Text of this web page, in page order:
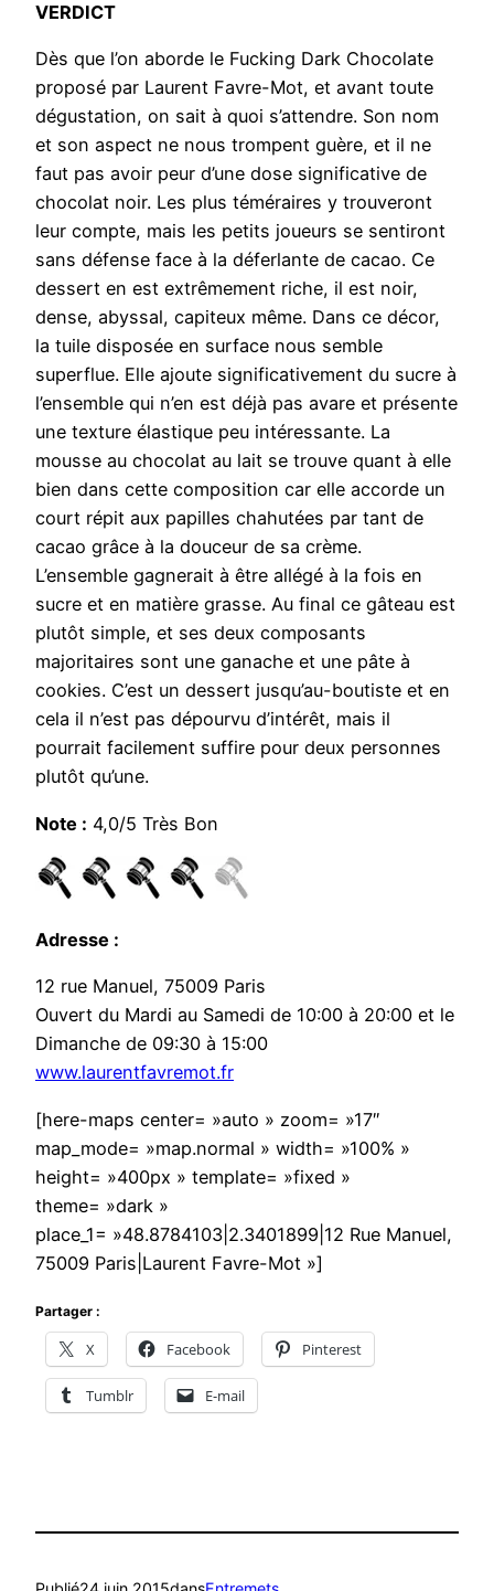
VERDICT
Dès que l’on aborde le Fucking Dark Chocolate
proposé par Laurent Favre-Mot, et avant toute
dégustation, on sait à quoi s’attendre. Son nom
et son aspect ne nous trompent guère, et il ne
faut pas avoir peur d’une dose significative de
chocolat noir. Les plus téméraires y trouveront
leur compte, mais les petits joueurs se sentiront
sans défense face à la déferlante de cacao. Ce
dessert en est extrêmement riche, il est noir,
dense, abyssal, capiteux même. Dans ce décor,
la tuile disposée en surface nous semble
superflue. Elle ajoute significativement du sucre à
l’ensemble qui n’en est déjà pas avare et présente
une texture élastique peu intéressante. La
mousse au chocolat au lait se trouve quant à elle
bien dans cette composition car elle accorde un
court répit aux papilles chahutées par tant de
cacao grâce à la douceur de sa crème.
L’ensemble gagnerait à être allégé à la fois en
sucre et en matière grasse. Au final ce gâteau est
plutôt simple, et ses deux composants
majoritaires sont une ganache et une pâte à
cookies. C’est un dessert jusqu’au-boutiste et en
cela il n’est pas dépourvu d’intérêt, mais il
pourrait facilement suffire pour deux personnes
plutôt qu’une.
Note : 4,0/5 Très Bon
Adresse :
12 rue Manuel, 75009 Paris
Ouvert du Mardi au Samedi de 10:00 à 20:00 et le
Dimanche de 09:30 à 15:00
www.laurentfavremot.fr
[here-maps center= »auto » zoom= »17″
map_mode= »map.normal » width= »100% »
height= »400px » template= »fixed »
theme= »dark »
place_1= »48.8784103|2.3401899|12 Rue Manuel,
75009 Paris|Laurent Favre-Mot »]
Partager :
X Facebook Pinterest
Tumblr E-mail